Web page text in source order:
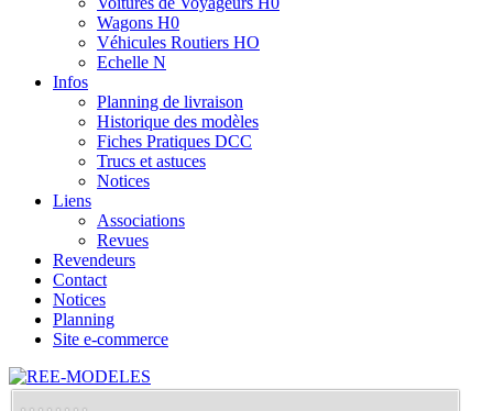
Wagons H0
Véhicules Routiers HO
Echelle N
Infos
Planning de livraison
Historique des modèles
Fiches Pratiques DCC
Trucs et astuces
Notices
Liens
Associations
Revues
Revendeurs
Contact
Notices
Planning
Site e-commerce